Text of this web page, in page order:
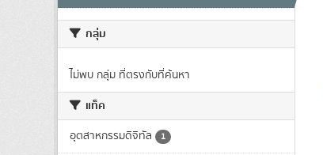
กลุ่ม
ไม่พบ กลุ่ม ที่ตรงกับที่ค้นหา
แท็ค
อุตสาหกรรมดิจิทัล 1